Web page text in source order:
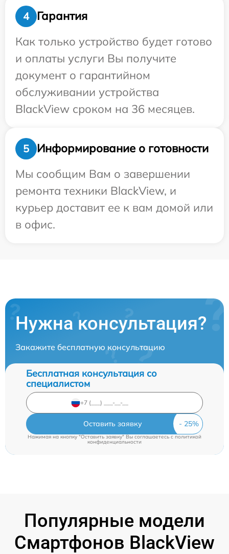
4
Гарантия
Как только устройство будет готово
и оплаты услуги Вы получите
документ о гарантийном
обслуживании устройства
BlackView сроком на 36 месяцев.
5
Информирование о готовности
Мы сообщим Вам о завершении
ремонта техники BlackView, и
курьер доставит ее к вам домой или
в офис.
Нужна консультация?
Закажите бесплатную консультацию
Бесплатная консультация со
специалистом
Оставить заявку
Нажимая на кнопку "Оставить заявку" Вы соглашаетесь cполитикой
конфиденциальности
Популярные модели
Смартфонов BlackView